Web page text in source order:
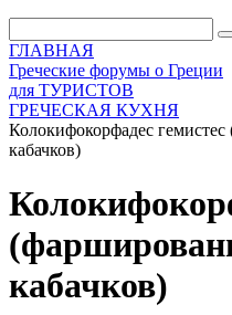
ГЛАВНАЯ
Греческие форумы о Греции
для ТУРИСТОВ
ГРЕЧЕСКАЯ КУХНЯ
Колокифокорфадес
кабачков)
кабачков)